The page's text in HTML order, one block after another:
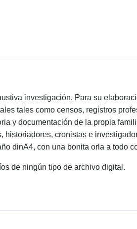
investigación. Para su
tales como censos, registros
y documentación de la propia
cronistas e
dinA4, con una bonita orla a todo
de ningún tipo de archivo digital.